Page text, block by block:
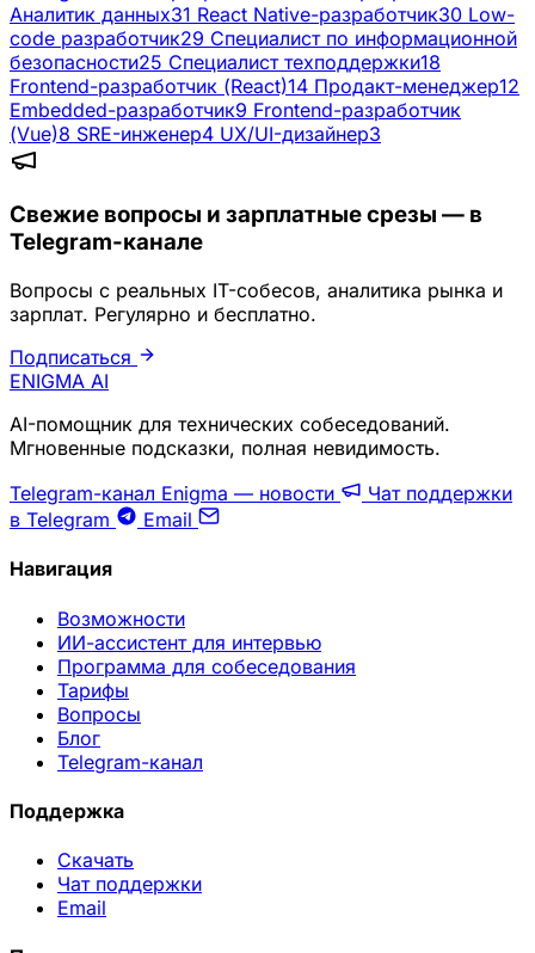
Аналитик данных31 React Native-разработчик30 Low-
code разработчик29 Специалист по информационной
безопасности25 Специалист техподдержки18
Frontend-разработчик (React)14 Продакт-менеджер12
Embedded-разработчик9 Frontend-разработчик
(Vue)8 SRE-инженер4 UX/UI-дизайнер3
Свежие вопросы и зарплатные срезы — в
Telegram-канале
Вопросы с реальных IT-собесов, аналитика рынка и
зарплат. Регулярно и бесплатно.
Подписаться
ENIGMA AI
AI-помощник для технических собеседований.
Мгновенные подсказки, полная невидимость.
Telegram-канал Enigma — новости
Чат поддержки
в Telegram
Email
Навигация
Возможности
ИИ-ассистент для интервью
Программа для собеседования
Тарифы
Вопросы
Блог
Telegram-канал
Поддержка
Скачать
Чат поддержки
Email